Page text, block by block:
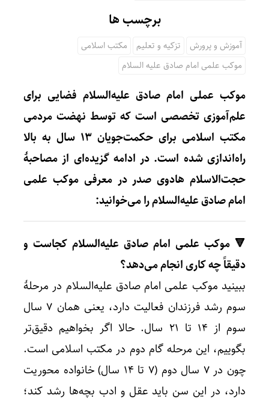
برچسب ها
آموزش و پرورش تزکیه و تعلیم
مکتب اسلامی
موکب علمی امام صادق علیه السلام
موکب عملی امام صادق علیه‌السلام فضایی برای
علم‌آموزی تخصصی است که توسط نهضت مردمی
مکتب اسلامی برای حکمت‌جویان ۱۳ سال به بالا
راه‌اندازی شده است. در ادامه گزیده‌ای از مصاحبۀ
حجت‌الاسلام هادوی صدر در معرفی موکب علمی
امام صادق علیه‌السلام را می‌خوانید:
🔻 موکب علمی امام صادق علیه‌السلام کجاست و
دقیقاً چه کاری انجام می‌دهد؟
ببینید موکب علمی امام صادق علیه‌السلام در مرحلۀ
سوم رشد فرزندان فعالیت دارد، یعنی همان ۷ سال
سوم از ۱۴ تا ۲۱ سال. حالا اگر بخواهیم دقیق‌تر
بگوییم، این مرحله گام دوم در مکتب اسلامی است.
چون در ۷ سال دوم (۷ تا ۱۴ سال) خانواده محوریت
دارد، در این سن باید عقل و ادب بچه‌ها رشد کند؛